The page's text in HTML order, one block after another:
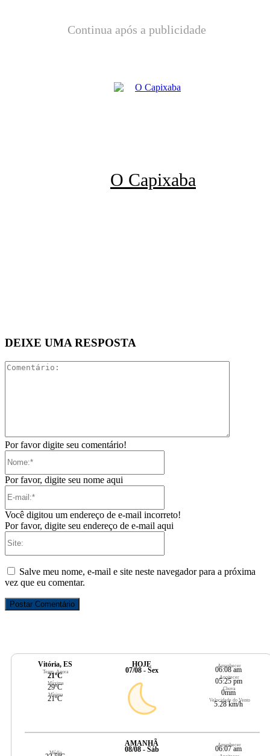
Continua após a publicidade
O Capixaba
DEIXE UMA RESPOSTA
Por favor digite seu comentário!
Por favor, digite seu nome aqui
Você digitou um endereço de e-mail incorreto!
Por favor, digite seu endereço de e-mail aqui
Salve meu nome, e-mail e site neste navegador para a próxima
vez que eu comentar.
Vitória, ES
Temp. Agora
21ºC
Máxima
29ºC
Mínima
21ºC
HOJE
07/08 - Sex
Amanhecer
06:08 am
Anoitecer
05:25 pm
Chuva
0mm
Velocidade do Vento
5.28 km/h
Média
AMANHÃ
08/08 - Sáb
Amanhecer
06:07 am